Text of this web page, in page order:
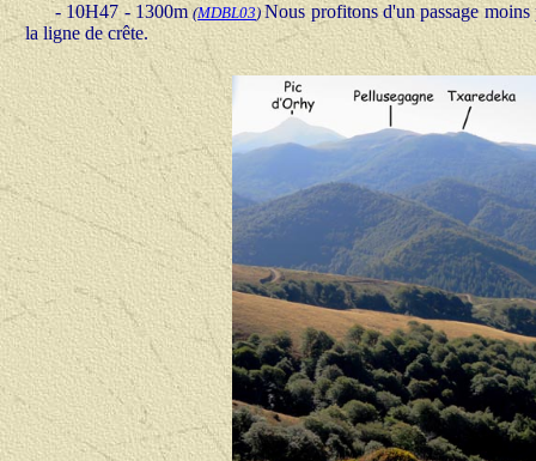
- 10H47 - 1300m(MDBL03)Nous profitons d'un passage
la ligne de crête.